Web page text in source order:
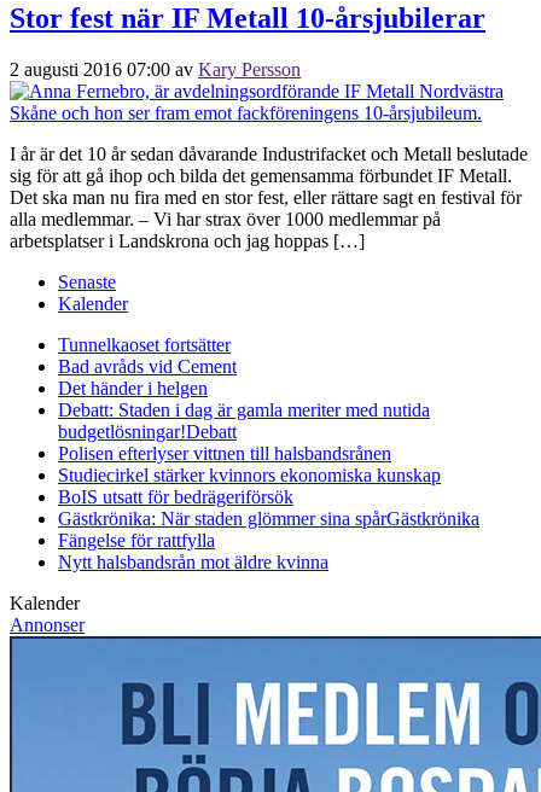
Stor fest när IF Metall 10-årsjubilerar
2 augusti 2016 07:00 av Kary Persson
I år är det 10 år sedan dåvarande Industrifacket och Metall beslutade
sig för att gå ihop och bilda det gemensamma förbundet IF Metall.
Det ska man nu fira med en stor fest, eller rättare sagt en festival för
alla medlemmar. – Vi har strax över 1000 medlemmar på
arbetsplatser i Landskrona och jag hoppas […]
Senaste
Kalender
Tunnelkaoset fortsätter
Bad avråds vid Cement
Det händer i helgen
Debatt: Staden i dag är gamla meriter med nutida
budgetlösningar!Debatt
Polisen efterlyser vittnen till halsbandsrånen
Studiecirkel stärker kvinnors ekonomiska kunskap
BoIS utsatt för bedrägeriförsök
Gästkrönika: När staden glömmer sina spårGästkrönika
Fängelse för rattfylla
Nytt halsbandsrån mot äldre kvinna
Kalender
Annonser